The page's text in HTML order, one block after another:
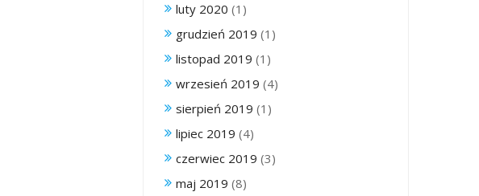
luty 2020 (1)
grudzień 2019 (1)
listopad 2019 (1)
wrzesień 2019 (4)
sierpień 2019 (1)
lipiec 2019 (4)
czerwiec 2019 (3)
maj 2019 (8)